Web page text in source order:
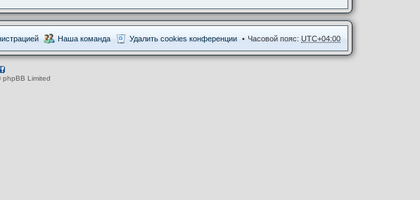
Часовой пояс: UTC+04:00
Удалить cookies конференции
Наша команда
Limited